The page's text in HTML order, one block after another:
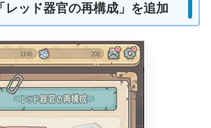
レッド器官の再構成」を追加